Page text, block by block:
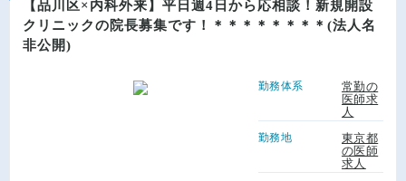
【品川区×内科外来】平日週4日から応相談！新規開設
クリニックの院長募集です！＊＊＊＊＊＊＊＊(法人名
非公開)
勤務体系
常勤の
医師求
人
勤務地
東京都
の医師
求人